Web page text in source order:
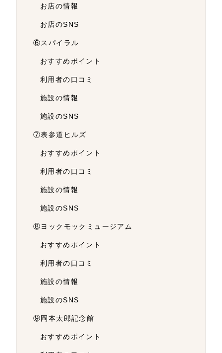
お店の情報
お店のSNS
⑥スパイラル
おすすめポイント
利用者の口コミ
施設の情報
施設のSNS
⑦表参道ヒルズ
おすすめポイント
利用者の口コミ
施設の情報
施設のSNS
⑧ヨックモックミュージアム
おすすめポイント
利用者の口コミ
施設の情報
施設のSNS
⑨岡本太郎記念館
おすすめポイント